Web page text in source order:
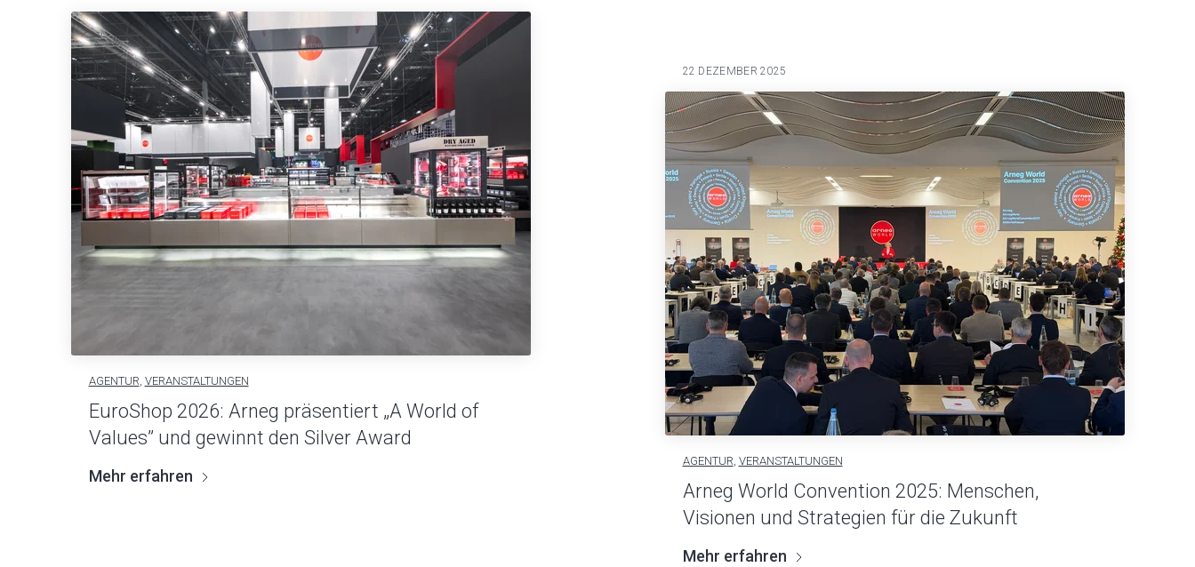
AGENTUR, VERANSTALTUNGEN
EuroShop 2026: Arneg präsentiert „A World of
Values” und gewinnt den Silver Award
Mehr erfahren
22 DEZEMBER 2025
AGENTUR, VERANSTALTUNGEN
Arneg World Convention 2025: Menschen,
Visionen und Strategien für die Zukunft
Mehr erfahren